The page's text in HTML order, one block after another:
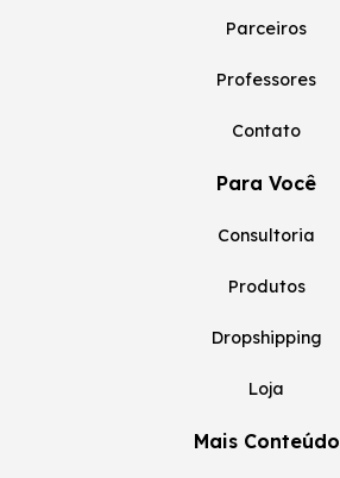
Parceiros
Professores
Contato
Para Você
Consultoria
Produtos
Dropshipping
Loja
Mais Conteúdo